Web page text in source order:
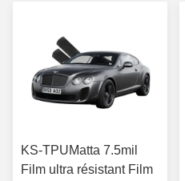
KS-TPUMatta 7.5mil
Film ultra résistant Film